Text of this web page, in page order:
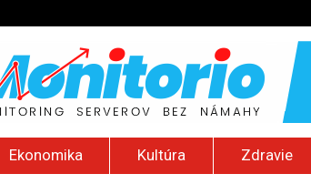
Ekonomika Kultúra Zdravie